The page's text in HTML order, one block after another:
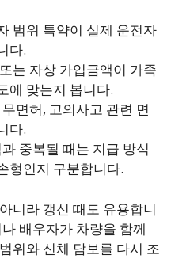
범위 특약이 실제 운전자
다.
는 자상 가입금액이 가족
에 맞는지 봅니다.
면허, 고의사고 관련 면
다.
중복될 때는 지급 방식
형인지 구분합니다.
니라 갱신 때도 유용합니
배우자가 차량을 함께
위와 신체 담보를 다시 조